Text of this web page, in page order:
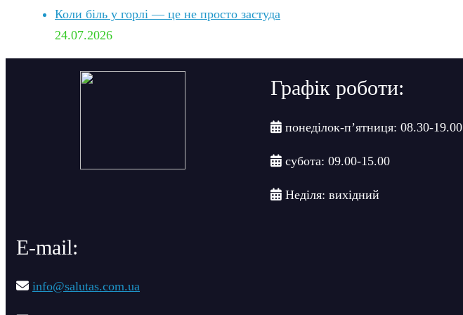
Коли біль у горлі — це не просто застуда
24.07.2026
Графік роботи:
понеділок-п’ятниця: 08.30-19.00
субота: 09.00-15.00
Неділя: вихідний
Е-mail:
info@salutas.com.ua